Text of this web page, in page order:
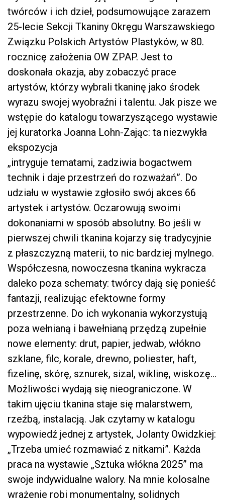
twórców i ich dzieł, podsumowujące zarazem
25-lecie Sekcji Tkaniny Okręgu Warszawskiego
Związku Polskich Artystów Plastyków, w 80.
rocznicę założenia OW ZPAP. Jest to
doskonała okazja, aby zobaczyć prace
artystów, którzy wybrali tkaninę jako środek
wyrazu swojej wyobraźni i talentu. Jak pisze we
wstępie do katalogu towarzyszącego wystawie
jej kuratorka Joanna Lohn-Zając: ta niezwykła
ekspozycja
„intryguje tematami, zadziwia bogactwem
technik i daje przestrzeń do rozważań”. Do
udziału w wystawie zgłosiło swój akces 66
artystek i artystów. Oczarowują swoimi
dokonaniami w sposób absolutny. Bo jeśli w
pierwszej chwili tkanina kojarzy się tradycyjnie
z płaszczyzną materii, to nic bardziej mylnego.
Współczesna, nowoczesna tkanina wykracza
daleko poza schematy: twórcy dają się ponieść
fantazji, realizując efektowne formy
przestrzenne. Do ich wykonania wykorzystują
poza wełnianą i bawełnianą przędzą zupełnie
nowe elementy: drut, papier, jedwab, włókno
szklane, filc, korale, drewno, poliester, haft,
fizelinę, skórę, sznurek, sizal, wiklinę, wiskozę…
Możliwości wydają się nieograniczone. W
takim ujęciu tkanina staje się malarstwem,
rzeźbą, instalacją. Jak czytamy w katalogu
wypowiedź jednej z artystek, Jolanty Owidzkiej:
„Trzeba umieć rozmawiać z nitkami”. Każda
praca na wystawie „Sztuka włókna 2025” ma
swoje indywidualne walory. Na mnie kolosalne
wrażenie robi monumentalny, solidnych